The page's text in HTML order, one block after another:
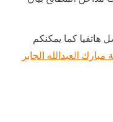
هاتفيا كما يمكنكم
العبدالله الجابر